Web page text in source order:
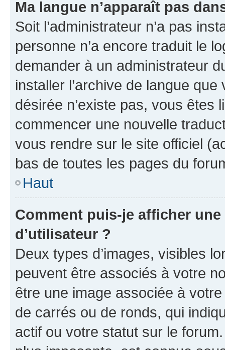
Ma langue n’apparaît pas
Soit l’administrateur n’a pas
personne n’a encore traduit le
demander à un administrateur
installer l’archive de langue
désirée n’existe pas, vous êtes
commencer une nouvelle
vous rendre sur le site officiel
bas de toutes les pages du
Haut
Comment puis-je afficher
d’utilisateur ?
Deux types d’images, visibles
peuvent être associés à votre
être une image associée à
de carrés ou de ronds, qui
actif ou votre statut sur le